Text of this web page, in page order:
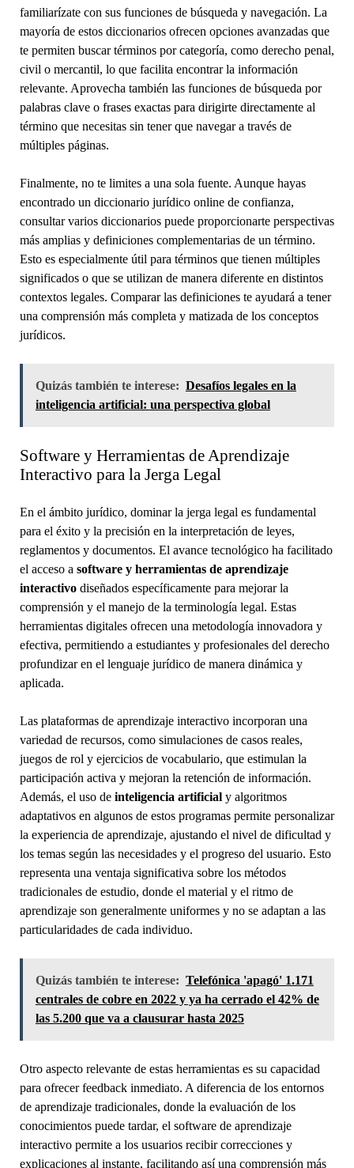
familiarízate con sus funciones de búsqueda y navegación. La
mayoría de estos diccionarios ofrecen opciones avanzadas que
te permiten buscar términos por categoría, como derecho penal,
civil o mercantil, lo que facilita encontrar la información
relevante. Aprovecha también las funciones de búsqueda por
palabras clave o frases exactas para dirigirte directamente al
término que necesitas sin tener que navegar a través de
múltiples páginas.
Finalmente, no te limites a una sola fuente. Aunque hayas
encontrado un diccionario jurídico online de confianza,
consultar varios diccionarios puede proporcionarte perspectivas
más amplias y definiciones complementarias de un término.
Esto es especialmente útil para términos que tienen múltiples
significados o que se utilizan de manera diferente en distintos
contextos legales. Comparar las definiciones te ayudará a tener
una comprensión más completa y matizada de los conceptos
jurídicos.
Quizás también te interese: Desafíos legales en la
inteligencia artificial: una perspectiva global
Software y Herramientas de Aprendizaje
Interactivo para la Jerga Legal
En el ámbito jurídico, dominar la jerga legal es fundamental
para el éxito y la precisión en la interpretación de leyes,
reglamentos y documentos. El avance tecnológico ha facilitado
el acceso a software y herramientas de aprendizaje
interactivodiseñados específicamente para mejorar la
comprensión y el manejo de la terminología legal. Estas
herramientas digitales ofrecen una metodología innovadora y
efectiva, permitiendo a estudiantes y profesionales del derecho
profundizar en el lenguaje jurídico de manera dinámica y
aplicada.
Las plataformas de aprendizaje interactivo incorporan una
variedad de recursos, como simulaciones de casos reales,
juegos de rol y ejercicios de vocabulario, que estimulan la
participación activa y mejoran la retención de información.
Además, el uso de inteligencia artificialy algoritmos
adaptativos en algunos de estos programas permite personalizar
la experiencia de aprendizaje, ajustando el nivel de dificultad y
los temas según las necesidades y el progreso del usuario. Esto
representa una ventaja significativa sobre los métodos
tradicionales de estudio, donde el material y el ritmo de
aprendizaje son generalmente uniformes y no se adaptan a las
particularidades de cada individuo.
Quizás también te interese: Telefónica 'apagó' 1.171
centrales de cobre en 2022 y ya ha cerrado el 42% de
las 5.200 que va a clausurar hasta 2025
Otro aspecto relevante de estas herramientas es su capacidad
para ofrecer feedback inmediato. A diferencia de los entornos
de aprendizaje tradicionales, donde la evaluación de los
conocimientos puede tardar, el software de aprendizaje
interactivo permite a los usuarios recibir correcciones y
explicaciones al instante, facilitando así una comprensión más